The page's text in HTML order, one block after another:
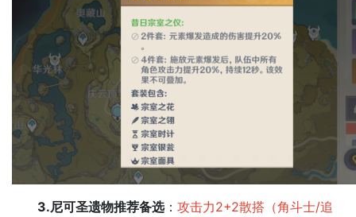
3.尼可圣遗物推荐备选： 攻击力2+2散搭（角斗士/追